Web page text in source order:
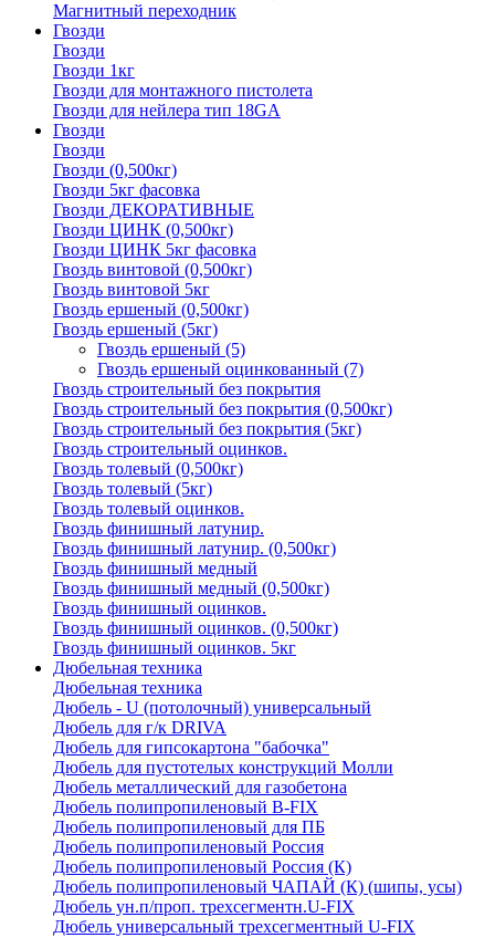
Магнитный переходник
Гвозди
Гвозди
Гвозди 1кг
Гвозди для монтажного пистолета
Гвозди для нейлера тип 18GA
Гвозди
Гвозди
Гвозди (0,500кг)
Гвозди 5кг фасовка
Гвозди ДЕКОРАТИВНЫЕ
Гвозди ЦИНК (0,500кг)
Гвозди ЦИНК 5кг фасовка
Гвоздь винтовой (0,500кг)
Гвоздь винтовой 5кг
Гвоздь ершеный (0,500кг)
Гвоздь ершеный (5кг)
Гвоздь ершеный (5)
Гвоздь ершеный оцинкованный (7)
Гвоздь строительный без покрытия
Гвоздь строительный без покрытия (0,500кг)
Гвоздь строительный без покрытия (5кг)
Гвоздь строительный оцинков.
Гвоздь толевый (0,500кг)
Гвоздь толевый (5кг)
Гвоздь толевый оцинков.
Гвоздь финишный латунир.
Гвоздь финишный латунир. (0,500кг)
Гвоздь финишный медный
Гвоздь финишный медный (0,500кг)
Гвоздь финишный оцинков.
Гвоздь финишный оцинков. (0,500кг)
Гвоздь финишный оцинков. 5кг
Дюбельная техника
Дюбельная техника
Дюбель - U (потолочный) универсальный
Дюбель для г/к DRIVA
Дюбель для гипсокартона "бабочка"
Дюбель для пустотелых конструкций Молли
Дюбель металлический для газобетона
Дюбель полипропиленовый В-FIX
Дюбель полипропиленовый для ПБ
Дюбель полипропиленовый Россия
Дюбель полипропиленовый Россия (К)
Дюбель полипропиленовый ЧАПАЙ (К) (шипы, усы)
Дюбель ун.п/проп. трехсегментн.U-FIX
Дюбель универсальный трехсегментный U-FIX